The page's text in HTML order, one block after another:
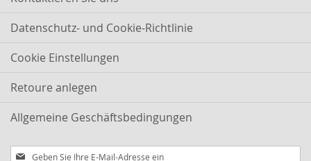
Datenschutz- und Cookie-Richtlinie
Cookie Einstellungen
Retoure anlegen
Allgemeine Geschäftsbedingungen
Melden